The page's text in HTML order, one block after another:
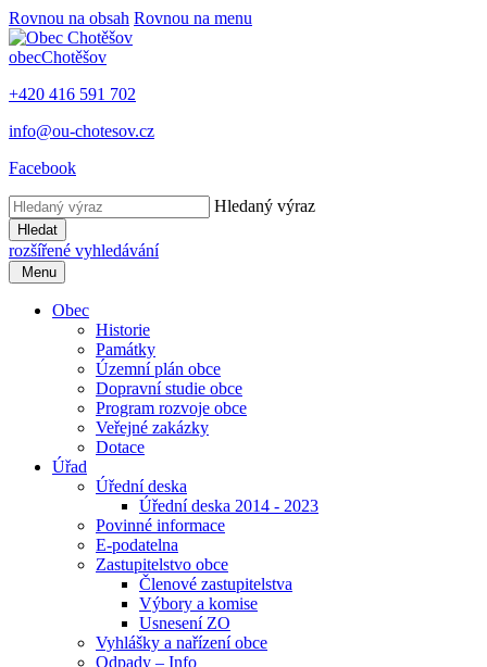
Rovnou na obsah Rovnou na menu
obecChotěšov
+420 416 591 702
info@ou-chotesov.cz
Facebook
Hledaný výraz
Hledat
rozšířené vyhledávání
Menu
Obec
Historie
Památky
Územní plán obce
Dopravní studie obce
Program rozvoje obce
Veřejné zakázky
Dotace
Úřad
Úřední deska
Úřední deska 2014 - 2023
Povinné informace
E-podatelna
Zastupitelstvo obce
Členové zastupitelstva
Výbory a komise
Usnesení ZO
Vyhlášky a nařízení obce
Odpady – Info